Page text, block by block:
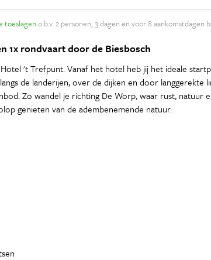
toeslageno.b.v. 2 personen, 3 dagen en voor 8 aankomstdagen
1x rondvaart door de Biesbosch
't Trefpunt. Vanaf het hotel heb jij het ideale
de landerijen, over de dijken en door
Zo wandel je richting De Worp, waar rust, natuur
genieten van de adembenemende natuur.